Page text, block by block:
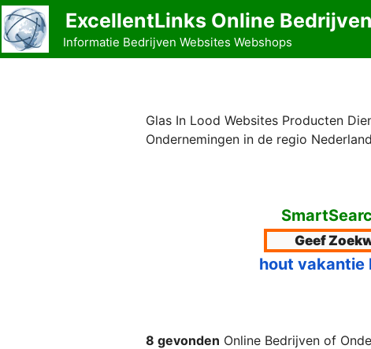
Ga
naar
de
ExcellentLinks Online Bedrijven
Informatie Bedrijven Websites Webshops
Glas In Lood Websites Producten
Ondernemingen in de regio
hout vakantie
8 gevonden Online Bedrijven of